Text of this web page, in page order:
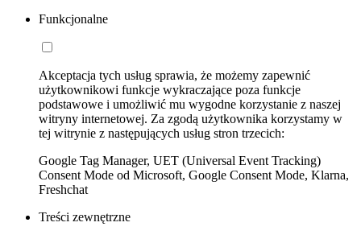
Funkcjonalne
Akceptacja tych usług sprawia, że możemy zapewnić
użytkownikowi funkcje wykraczające poza funkcje
podstawowe i umożliwić mu wygodne korzystanie z naszej
witryny internetowej. Za zgodą użytkownika korzystamy w
tej witrynie z następujących usług stron trzecich:
Google Tag Manager, UET (Universal Event Tracking)
Consent Mode od Microsoft, Google Consent Mode, Klarna,
Freshchat
Treści zewnętrzne